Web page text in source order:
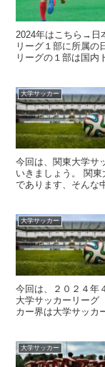
2024年はこちら→日
リーグ１部に所属の
リーグの１部は国内
大学サッカー
今回は、関東大学サ
いきましょう。 関
であります、そんな
大学サッカー
今回は、２０２４年
大学サッカーリーグ
カー界は大学サッカ
大学サッカー